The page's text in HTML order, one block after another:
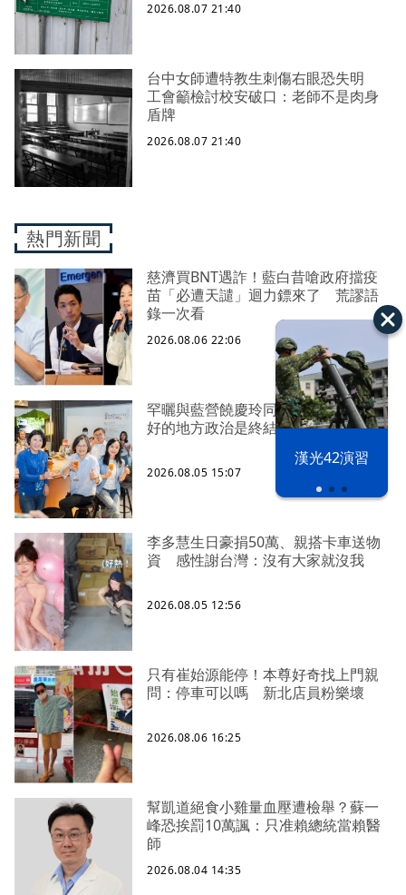
漢光42演習
2026.08.07 21:40
台中女師遭特教生刺傷右眼恐失明
工會籲檢討校安破口：老師不是肉身
盾牌
2026.08.07 21:40
熱門新聞
慈濟買BNT遇詐！藍白昔嗆政府擋疫
苗「必遭天譴」迴力鏢來了 荒謬語
錄一次看
2026.08.06 22:06
罕曬與藍營饒慶玲同框照 蔡英文：
好的地方政治是終結對立、彼此接力
2026.08.05 15:07
李多慧生日豪捐50萬、親搭卡車送物
資 感性謝台灣：沒有大家就沒我
2026.08.05 12:56
只有崔始源能停！本尊好奇找上門親
問：停車可以嗎 新北店員粉樂壞
2026.08.06 16:25
幫凱道絕食小雞量血壓遭檢舉？蘇一
峰恐挨罰10萬諷：只准賴總統當賴醫
師
2026.08.04 14:35